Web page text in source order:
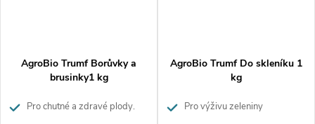
AgroBio Trumf Borůvky a
brusinky1 kg
Pro chutné a zdravé plody.
AgroBio Trumf Do skleníku 1
kg
Pro výživu zeleniny